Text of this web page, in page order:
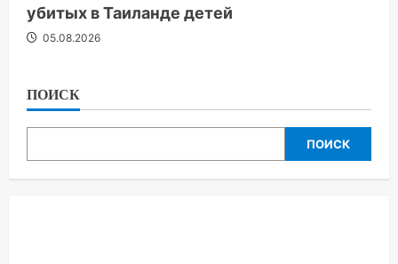
убитых в Таиланде детей
05.08.2026
ПОИСК
ПОИСК